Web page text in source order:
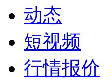
动态
短视频
行情报价